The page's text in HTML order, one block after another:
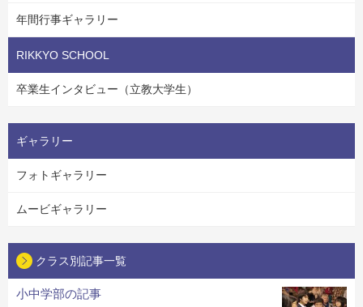
年間行事ギャラリー
RIKKYO SCHOOL
卒業生インタビュー（立教大学生）
ギャラリー
フォトギャラリー
ムービギャラリー
クラス別記事一覧
小中学部の記事